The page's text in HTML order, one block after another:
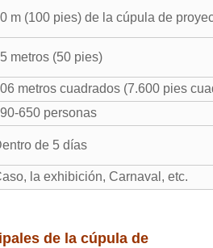
m (100 pies) de la cúpula de
metros (50 pies)
metros cuadrados (7.600 pies
650 personas
de 5 días
la exhibición, Carnaval, etc.
de la cúpula de